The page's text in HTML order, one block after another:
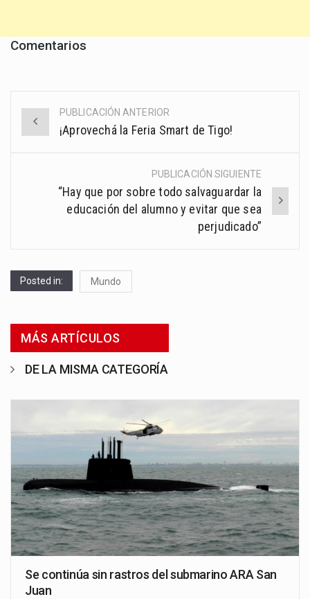
Comentarios
Post
navigation
PUBLICACIÓN ANTERIOR
¡Aprovechá la Feria Smart de Tigo!
PUBLICACIÓN SIGUIENTE
“Hay que por sobre todo salvaguardar la
educación del alumno y evitar que sea
perjudicado”
Posted in: Mundo
MÁS ARTÍCULOS
DE LA MISMA CATEGORÍA
Se continúa sin rastros del submarino ARA San
Juan